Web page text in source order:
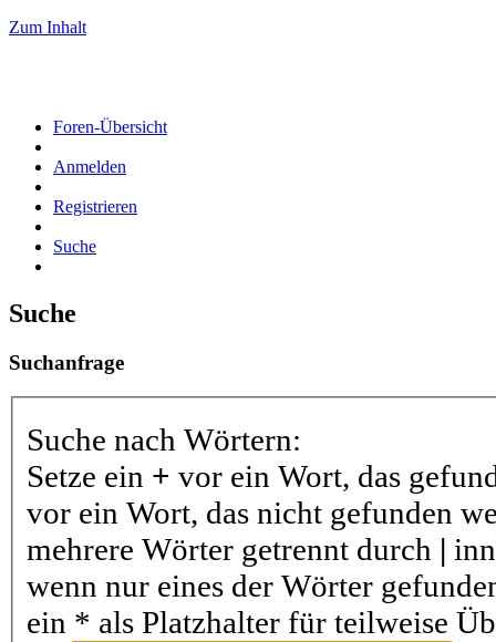
Zum Inhalt
Foren-Übersicht
Anmelden
Registrieren
Suche
Suche
Suchanfrage
Suche nach Wörtern:
Setze ein + vor ein Wort, das
vor ein Wort, das nicht gefunden
mehrere Wörter getrennt durch |
wenn nur eines der Wörter
ein * als Platzhalter für teilweise